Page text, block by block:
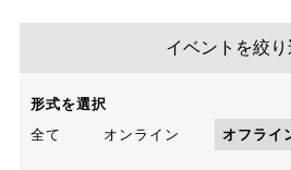
イベントを絞り
形式を選択
全て
オンライン オフライ